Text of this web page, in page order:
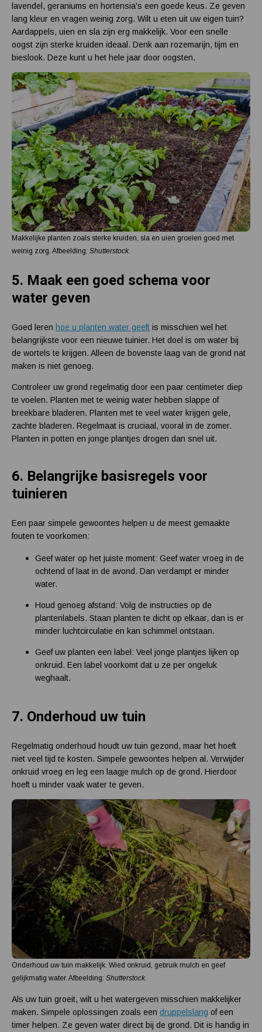
lavendel, geraniums en hortensia's een goede keus. Ze geven
lang kleur en vragen weinig zorg. Wilt u eten uit uw eigen tuin?
Aardappels, uien en sla zijn erg makkelijk. Voor een snelle
oogst zijn sterke kruiden ideaal. Denk aan rozemarijn, tijm en
bieslook. Deze kunt u het hele jaar door oogsten.
Makkelijke planten zoals sterke kruiden, sla en uien groeien goed met
weinig zorg. Afbeelding: Shutterstock.
5. Maak een goed schema voor
water geven
Goed leren hoe u planten water geeft is misschien wel het
belangrijkste voor een nieuwe tuinier. Het doel is om water bij
de wortels te krijgen. Alleen de bovenste laag van de grond nat
maken is niet genoeg.
Controleer uw grond regelmatig door een paar centimeter diep
te voelen. Planten met te weinig water hebben slappe of
breekbare bladeren. Planten met te veel water krijgen gele,
zachte bladeren. Regelmaat is cruciaal, vooral in de zomer.
Planten in potten en jonge plantjes drogen dan snel uit.
6. Belangrijke basisregels voor
tuinieren
Een paar simpele gewoontes helpen u de meest gemaakte
fouten te voorkomen:
Geef water op het juiste moment: Geef water vroeg in de
ochtend of laat in de avond. Dan verdampt er minder
water.
Houd genoeg afstand: Volg de instructies op de
plantenlabels. Staan planten te dicht op elkaar, dan is er
minder luchtcirculatie en kan schimmel ontstaan.
Geef uw planten een label: Veel jonge plantjes lijken op
onkruid. Een label voorkomt dat u ze per ongeluk
weghaalt.
7. Onderhoud uw tuin
Regelmatig onderhoud houdt uw tuin gezond, maar het hoeft
niet veel tijd te kosten. Simpele gewoontes helpen al. Verwijder
onkruid vroeg en leg een laagje mulch op de grond. Hierdoor
hoeft u minder vaak water te geven.
Onderhoud uw tuin makkelijk. Wied onkruid, gebruik mulch en geef
gelijkmatig water. Afbeelding: Shutterstock.
Als uw tuin groeit, wilt u het watergeven misschien makkelijker
maken. Simpele oplossingen zoals een druppelslang of een
timer helpen. Ze geven water direct bij de grond. Dit is handig in